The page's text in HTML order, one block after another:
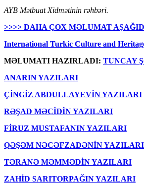
AYB Mətbuat Xidmətinin rəhbəri.
>>>> DAHA ÇOX MƏLUMAT
International Turkic Culture and
MƏLUMATI HAZIRLADI: TUNCAY
ANARIN YAZILARI
ÇİNGİZ ABDULLAYEVİN YAZILARI
RƏŞAD MƏCİDİN YAZILARI
FİRUZ MUSTAFANIN YAZILARI
QƏŞƏM NƏCƏFZADƏNİN YAZILARI
TƏRANƏ MƏMMƏDİN YAZILARI
ZAHİD SARITORPAĞIN YAZILARI